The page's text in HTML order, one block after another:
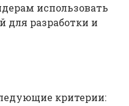
использовать
для разработки и
критерии: